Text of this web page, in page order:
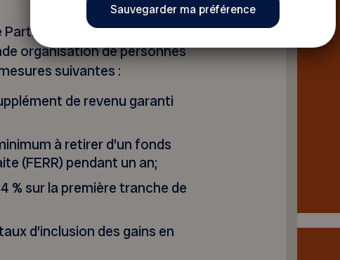
libéral du Canada durant la
organisation de personnes
suivantes :
de revenu garanti
à retirer d’un fonds
(FERR) pendant un an;
% sur la première tranche de
d’inclusion des gains en